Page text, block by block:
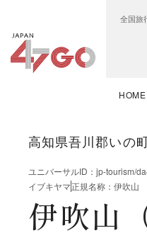
全国旅
HOME
高知県吾川郡いの
ユニバーサルID ： jp-tourism/
イブキヤマ正規名称 ： 伊吹山
伊吹山